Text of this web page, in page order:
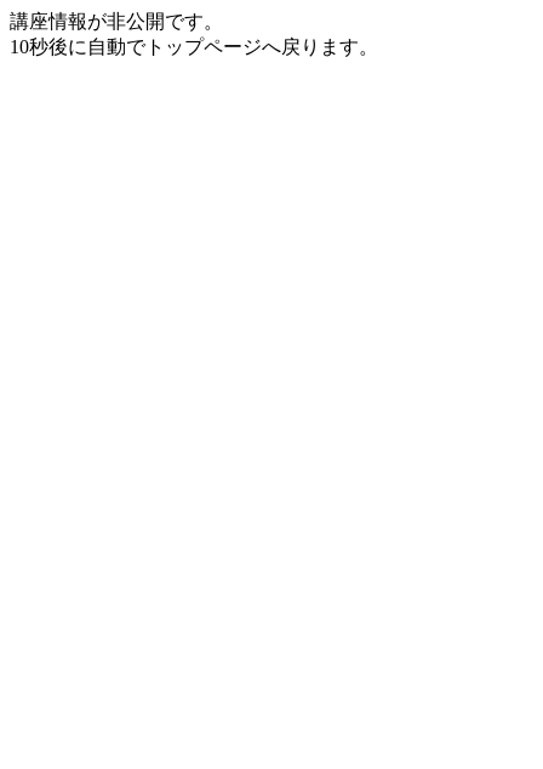
講座情報が非公開です。
10秒後に自動でトップページへ戻ります。